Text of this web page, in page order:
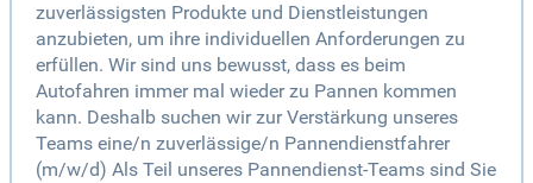
zuverlässigsten Produkte und Dienstleistungen
anzubieten, um ihre individuellen Anforderungen zu
erfüllen. Wir sind uns bewusst, dass es beim
Autofahren immer mal wieder zu Pannen kommen
kann. Deshalb suchen wir zur Verstärkung unseres
Teams eine/n zuverlässige/n Pannendienstfahrer
(m/w/d) Als Teil unseres Pannendienst-Teams sind Sie